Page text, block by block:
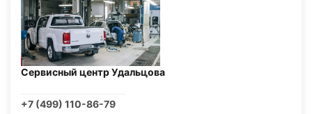
Сервисный центр Удальцова
+7 (499) 110-86-79